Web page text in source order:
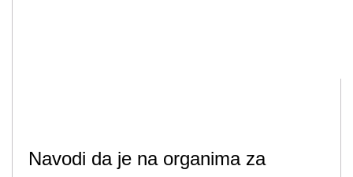
Navodi da je na organima za